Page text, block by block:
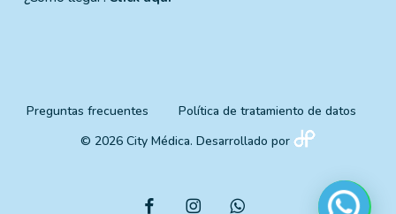
Preguntas frecuentes
Política de tratamiento de datos
© 2026 City Médica. Desarrollado por
facebookinstagramwhatsapp